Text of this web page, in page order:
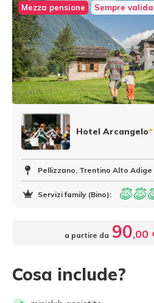
Mezza pensione Sempre
Hotel Arcangelo
Pellizzano, Trentino Alto Adige
Servizi family (Bino):
Cosa include?
a partire da 90,00